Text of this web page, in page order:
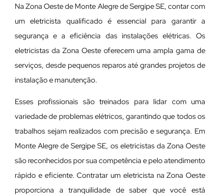
Na Zona Oeste de Monte Alegre de Sergipe SE, contar com
um eletricista qualificado é essencial para garantir a
segurança e a eficiência das instalações elétricas. Os
eletricistas da Zona Oeste oferecem uma ampla gama de
serviços, desde pequenos reparos até grandes projetos de
instalação e manutenção.
Esses profissionais são treinados para lidar com uma
variedade de problemas elétricos, garantindo que todos os
trabalhos sejam realizados com precisão e segurança. Em
Monte Alegre de Sergipe SE, os eletricistas da Zona Oeste
são reconhecidos por sua competência e pelo atendimento
rápido e eficiente. Contratar um eletricista na Zona Oeste
proporciona a tranquilidade de saber que você está